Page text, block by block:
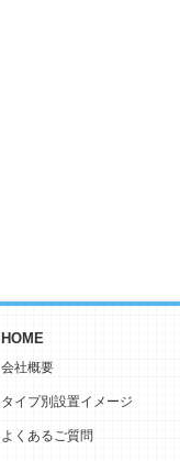
HOME
会社概要
タイプ別設置イメージ
よくあるご質問